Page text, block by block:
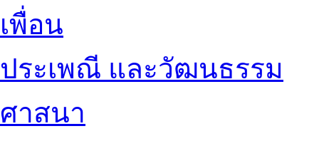
เพื่อน
ประเพณี และวัฒนธรรม
ศาสนา